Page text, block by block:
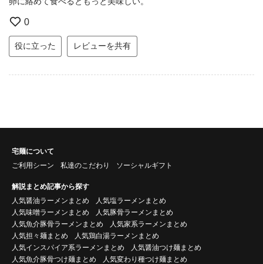
0
役に立った レビューを共有
宅麺について
ご利用シーン
私達のこだわり ソーシャルギフト
解説まとめ記事から探す
人気醤油ラーメンまとめ
人気塩ラーメンまとめ
人気味噌ラーメンまとめ
人気豚骨ラーメンまとめ
人気魚介豚骨ラーメンまとめ
人気家系ラーメンまとめ
人気担々麺まとめ
人気鶏白湯ラーメンまとめ
人気インスパイア系ラーメンまとめ
人気醤油つけ麺まとめ
人気魚介豚骨つけ麺まとめ
人気変わり種つけ麺まとめ